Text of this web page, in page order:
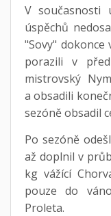
V současnosti
úspěchů
"Sovy" dokonce
porazili v
mistrovský
a obsadili
sezóně obsadil
Po sezóně
až doplnil v
kg vážící
pouze do
Proleta.